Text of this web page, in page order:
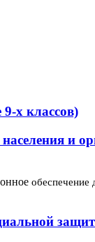
х классов)
и
обеспечение